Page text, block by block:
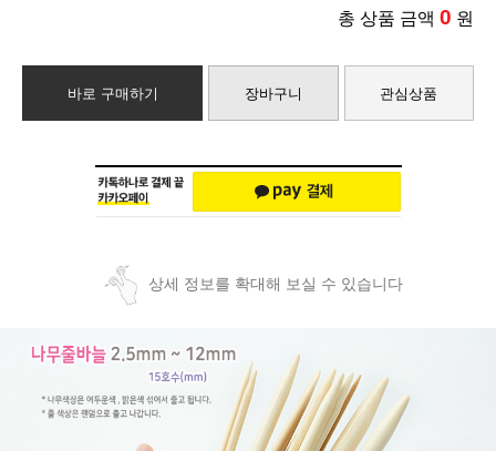
총 상품 금액 0 원
바로 구매하기 장바구니 관심상품
상세 정보를 확대해 보실 수 있습니다